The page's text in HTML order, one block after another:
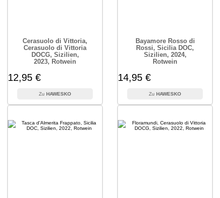
Cerasuolo di Vittoria,
Cerasuolo di Vittoria
DOCG, Sizilien,
2023, Rotwein
12,95 €
HAWESKO
Bayamore Rosso di
Rossi, Sicilia DOC,
Sizilien, 2024,
Rotwein
14,95 €
HAWESKO